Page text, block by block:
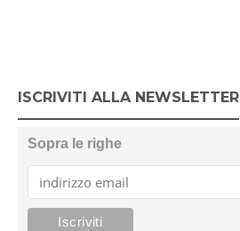
ISCRIVITI ALLA NEWSLETTER
Sopra le righe